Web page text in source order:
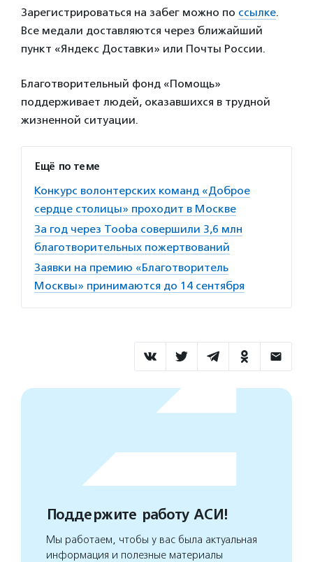
Зарегистрироваться на забег можно по ссылке.
Все медали доставляются через ближайший
пункт «Яндекс Доставки» или Почты России.
Благотворительный фонд «Помощь»
поддерживает людей, оказавшихся в трудной
жизненной ситуации.
Ещё по теме
Конкурс волонтерских команд «Доброе
сердце столицы» проходит в Москве
За год через Tooba совершили 3,6 млн
благотворительных пожертвований
Заявки на премию «Благотворитель
Москвы» принимаются до 14 сентября
Поддержите работу АСИ!
Мы работаем, чтобы у вас была актуальная
информация и полезные материалы